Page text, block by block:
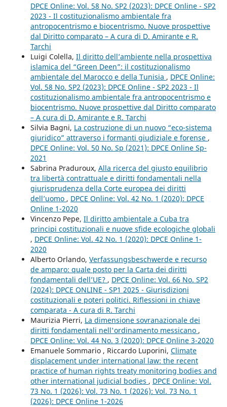
DPCE Online: Vol. 58 No. SP2 (2023): DPCE Online - SP2
2023 - Il costituzionalismo ambientale fra
antropocentrismo e biocentrismo. Nuove prospettive
dal Diritto comparato – A cura di D. Amirante e R.
Tarchi
Luigi Colella, Il diritto dell’ambiente nella prospettiva
islamica del “Green Deen”: il costituzionalismo
ambientale del Marocco e della Tunisia , DPCE Online:
Vol. 58 No. SP2 (2023): DPCE Online - SP2 2023 - Il
costituzionalismo ambientale fra antropocentrismo e
biocentrismo. Nuove prospettive dal Diritto comparato
– A cura di D. Amirante e R. Tarchi
Silvia Bagni, La costruzione di un nuovo “eco-sistema
giuridico” attraverso i formanti giudiziale e forense ,
DPCE Online: Vol. 50 No. Sp (2021): DPCE Online Sp-
2021
Sabrina Praduroux, Alla ricerca del giusto equilibrio
tra libertà contrattuale e diritti fondamentali nella
giurisprudenza della Corte europea dei diritti
dell’uomo , DPCE Online: Vol. 42 No. 1 (2020): DPCE
Online 1-2020
Vincenzo Pepe, Il diritto ambientale a Cuba tra
principi costituzionali e nuove sfide ecologiche globali
, DPCE Online: Vol. 42 No. 1 (2020): DPCE Online 1-
2020
Alberto Orlando, Verfassungsbeschwerde e recurso
de amparo: quale posto per la Carta dei diritti
fondamentali dell’UE? , DPCE Online: Vol. 66 No. SP2
(2024): DPCE ONLINE - SP1 2025 - Giurisdizioni
costituzionali e poteri politici. Riflessioni in chiave
comparata - A cura di R. Tarchi
Maurizia Pierri, La dimensione sovranazionale dei
diritti fondamentali nell'ordinamento messicano ,
DPCE Online: Vol. 44 No. 3 (2020): DPCE Online 3-2020
Emanuele Sommario , Riccardo Luporini, Climate
displacement under international law: the recent
practice of human rights treaty monitoring bodies and
other international judicial bodies , DPCE Online: Vol.
73 No. 1 (2026): Vol. 73 No. 1 (2026): Vol. 73 No. 1
(2026): DPCE Online 1-2026